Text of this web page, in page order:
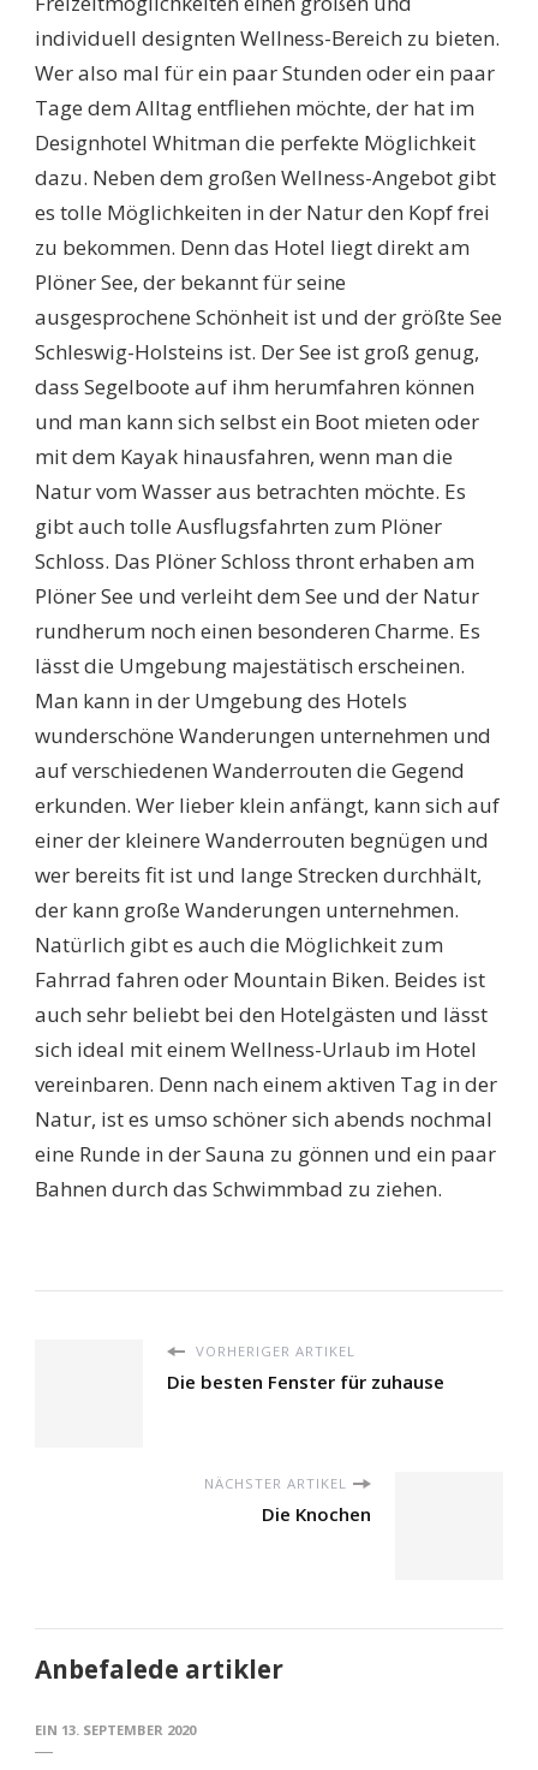
individuell designten Wellness-Bereich zu bieten.
Wer also mal für ein paar Stunden oder ein paar
Tage dem Alltag entfliehen möchte, der hat im
Designhotel Whitman die perfekte Möglichkeit
dazu. Neben dem großen Wellness-Angebot gibt
es tolle Möglichkeiten in der Natur den Kopf frei
zu bekommen. Denn das Hotel liegt direkt am
Plöner See, der bekannt für seine
ausgesprochene Schönheit ist und der größte See
Schleswig-Holsteins ist. Der See ist groß genug,
dass Segelboote auf ihm herumfahren können
und man kann sich selbst ein Boot mieten oder
mit dem Kayak hinausfahren, wenn man die
Natur vom Wasser aus betrachten möchte. Es
gibt auch tolle Ausflugsfahrten zum Plöner
Schloss. Das Plöner Schloss thront erhaben am
Plöner See und verleiht dem See und der Natur
rundherum noch einen besonderen Charme. Es
lässt die Umgebung majestätisch erscheinen.
Man kann in der Umgebung des Hotels
wunderschöne Wanderungen unternehmen und
auf verschiedenen Wanderrouten die Gegend
erkunden. Wer lieber klein anfängt, kann sich auf
einer der kleinere Wanderrouten begnügen und
wer bereits fit ist und lange Strecken durchhält,
der kann große Wanderungen unternehmen.
Natürlich gibt es auch die Möglichkeit zum
Fahrrad fahren oder Mountain Biken. Beides ist
auch sehr beliebt bei den Hotelgästen und lässt
sich ideal mit einem Wellness-Urlaub im Hotel
vereinbaren. Denn nach einem aktiven Tag in der
Natur, ist es umso schöner sich abends nochmal
eine Runde in der Sauna zu gönnen und ein paar
Bahnen durch das Schwimmbad zu ziehen.
VORHERIGER ARTIKEL
Die besten Fenster für zuhause
NÄCHSTER ARTIKEL
Die Knochen
Anbefalede artikler
EIN 13. SEPTEMBER 2020